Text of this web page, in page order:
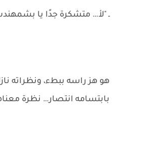
ـ "لأ… متشكرة جدًا يا
هو هز راسه ببطء، ونظراته
بابتسامه انتصار… نظرة